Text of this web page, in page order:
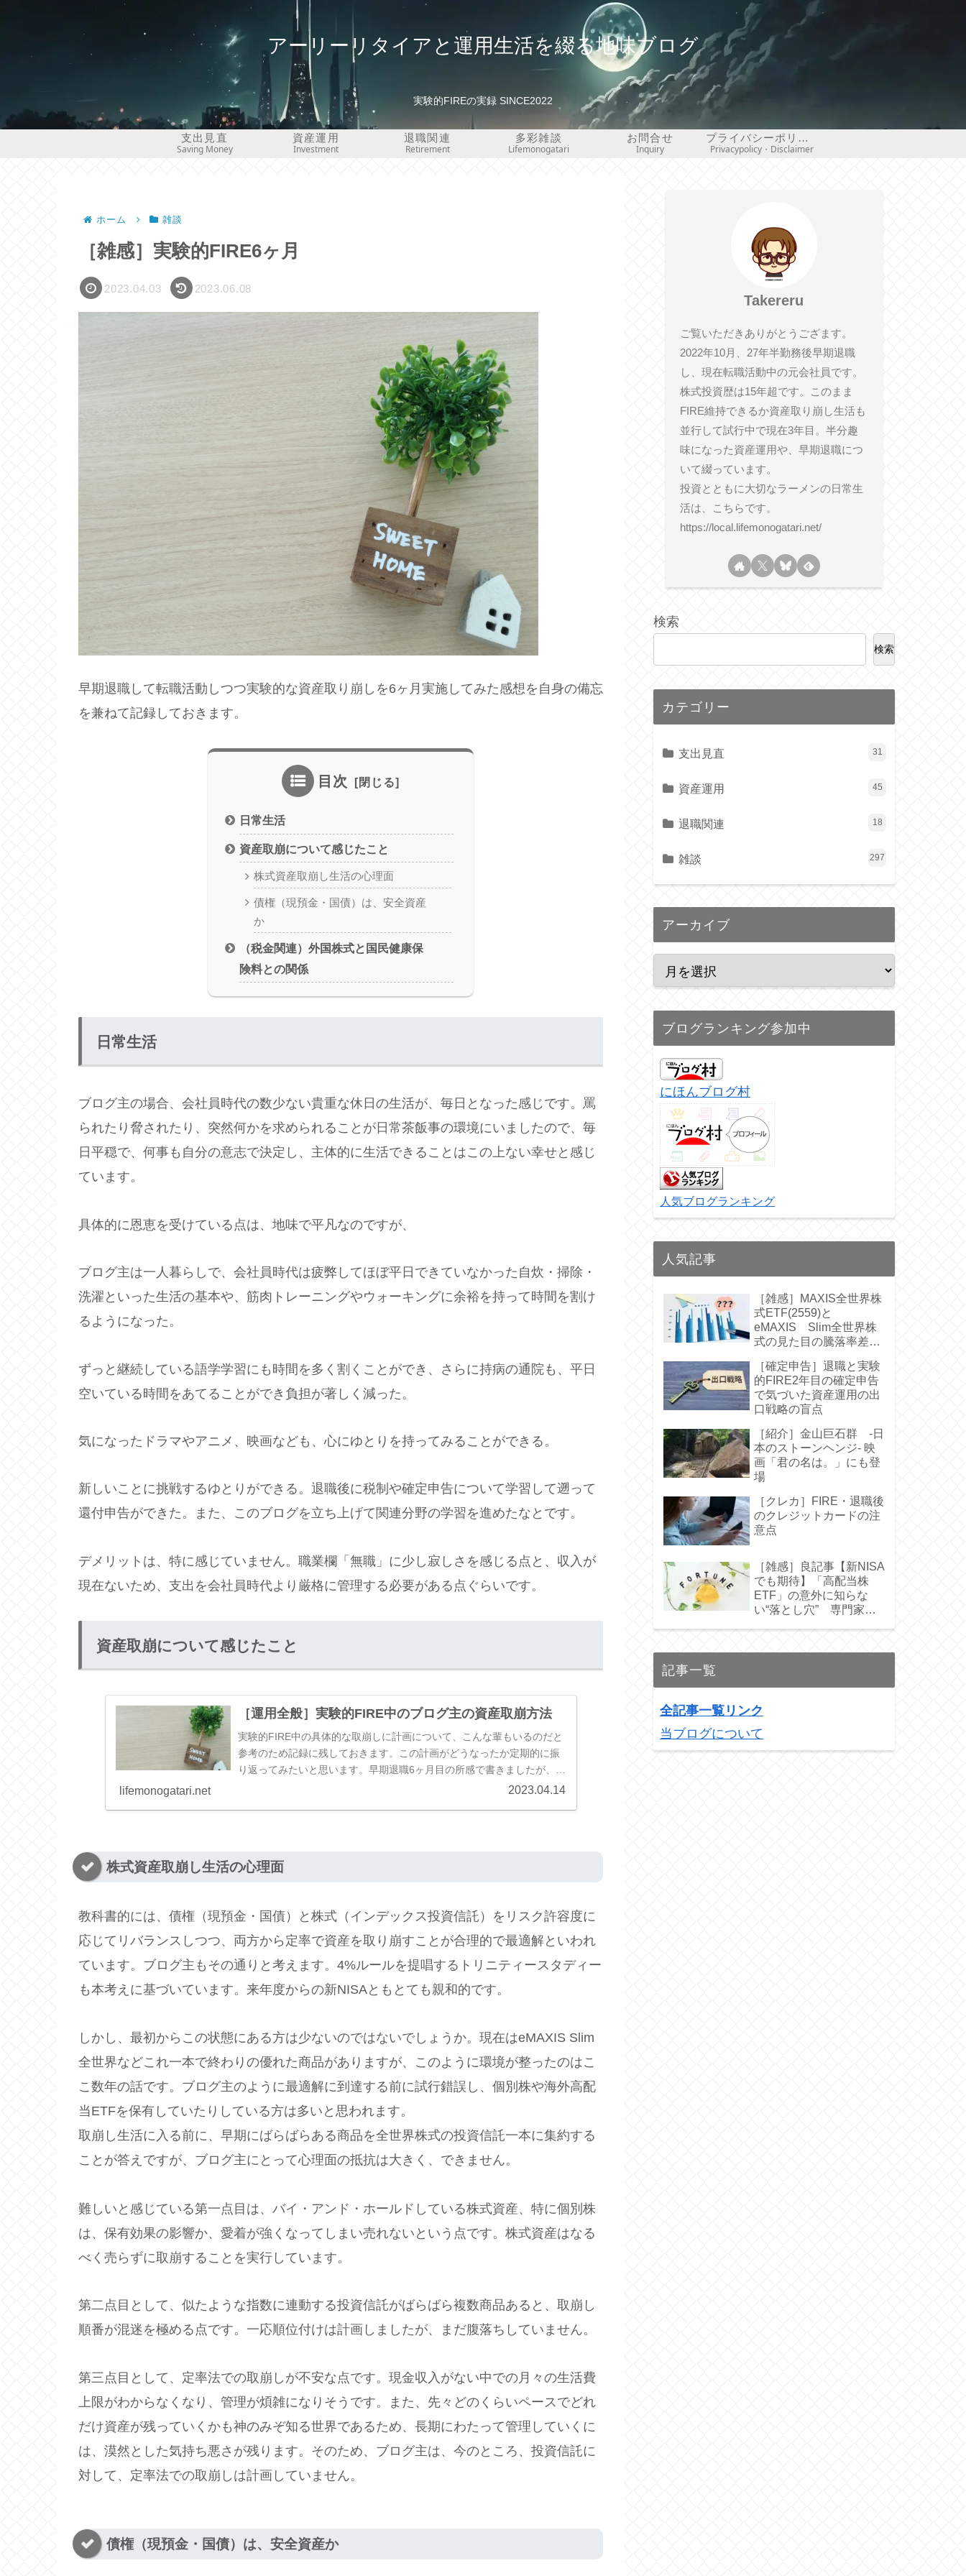
アーリーリタイアと運用生活を綴る地味ブログ
実験的FIREの実録 SINCE2022
支出見直
Saving Money
資産運用
Investment
退職関連
Retirement
多彩雑談
Lifemonogatari
お問合せ
Inquiry
プライバシーポリシー・免責事項
Privacypolicy・Disclaimer
ホーム 雑談
［雑感］実験的FIRE6ヶ月
2023.04.03 2023.06.08
早期退職して転職活動しつつ実験的な資産取り崩しを6ヶ月実施してみた感想を自身の備忘
を兼ねて記録しておきます。
目次
日常生活
資産取崩について感じたこと
株式資産取崩し生活の心理面
債権（現預金・国債）は、安全資産
か
（税金関連）外国株式と国民健康保
険料との関係
日常生活
ブログ主の場合、会社員時代の数少ない貴重な休日の生活が、毎日となった感じです。罵
られたり脅されたり、突然何かを求められることが日常茶飯事の環境にいましたので、毎
日平穏で、何事も自分の意志で決定し、主体的に生活できることはこの上ない幸せと感じ
ています。
具体的に恩恵を受けている点は、地味で平凡なのですが、
ブログ主は一人暮らしで、会社員時代は疲弊してほぼ平日できていなかった自炊・掃除・
洗濯といった生活の基本や、筋肉トレーニングやウォーキングに余裕を持って時間を割け
るようになった。
ずっと継続している語学学習にも時間を多く割くことができ、さらに持病の通院も、平日
空いている時間をあてることができ負担が著しく減った。
気になったドラマやアニメ、映画なども、心にゆとりを持ってみることができる。
新しいことに挑戦するゆとりができる。退職後に税制や確定申告について学習して遡って
還付申告ができた。また、このブログを立ち上げて関連分野の学習を進めたなとです。
デメリットは、特に感じていません。職業欄「無職」に少し寂しさを感じる点と、収入が
現在ないため、支出を会社員時代より厳格に管理する必要がある点ぐらいです。
資産取崩について感じたこと
［運用全般］実験的FIRE中のブログ主の資産取崩方法
実験的FIRE中の具体的な取崩しに計画について、こんな輩もいるのだと
参考のため記録に残しておきます。この計画がどうなったか定期的に振
り返ってみたいと思います。早期退職6ヶ月目の所感で書きましたが、合
lifemonogatari.net 2023.04.14
株式資産取崩し生活の心理面
教科書的には、債権（現預金・国債）と株式（インデックス投資信託）をリスク許容度に
応じてリバランスしつつ、両方から定率で資産を取り崩すことが合理的で最適解といわれ
ています。ブログ主もその通りと考えます。4%ルールを提唱するトリニティースタディー
も本考えに基づいています。来年度からの新NISAともとても親和的です。
しかし、最初からこの状態にある方は少ないのではないでしょうか。現在はeMAXIS Slim
全世界などこれ一本で終わりの優れた商品がありますが、このように環境が整ったのはこ
こ数年の話です。ブログ主のように最適解に到達する前に試行錯誤し、個別株や海外高配
当ETFを保有していたりしている方は多いと思われます。
取崩し生活に入る前に、早期にばらばらある商品を全世界株式の投資信託一本に集約する
ことが答えですが、ブログ主にとって心理面の抵抗は大きく、できません。
難しいと感じている第一点目は、バイ・アンド・ホールドしている株式資産、特に個別株
は、保有効果の影響か、愛着が強くなってしまい売れないという点です。株式資産はなる
べく売らずに取崩することを実行しています。
第二点目として、似たような指数に連動する投資信託がばらばら複数商品あると、取崩し
順番が混迷を極める点です。一応順位付けは計画しましたが、まだ腹落ちしていません。
第三点目として、定率法での取崩しが不安な点です。現金収入がない中での月々の生活費
上限がわからなくなり、管理が煩雑になりそうです。また、先々どのくらいペースでどれ
だけ資産が残っていくかも神のみぞ知る世界であるため、長期にわたって管理していくに
は、漠然とした気持ち悪さが残ります。そのため、ブログ主は、今のところ、投資信託に
対して、定率法での取崩しは計画していません。
債権（現預金・国債）は、安全資産か
Takereru
ご覧いただきありがとうござます。
2022年10月、27年半勤務後早期退職
し、現在転職活動中の元会社員です。
株式投資歴は15年超です。このまま
FIRE維持できるか資産取り崩し生活も
並行して試行中で現在3年目。半分趣
味になった資産運用や、早期退職につ
いて綴っています。
投資とともに大切なラーメンの日常生
活は、こちらです。
https://local.lifemonogatari.net/
検索
検索
カテゴリー
支出見直 31
資産運用 45
退職関連 18
雑談 297
アーカイブ
ブログランキング参加中
にほんブログ村
人気ブログランキング
人気記事
［雑感］MAXIS全世界株
式ETF(2559)と
eMAXIS Slim全世界株
式の見た目の騰落率差に
［確定申告］退職と実験
的FIRE2年目の確定申告
で気づいた資産運用の出
口戦略の盲点
［紹介］金山巨石群 -日
本のストーンヘンジ- 映
画「君の名は。」にも登
場
［クレカ］FIRE・退職後
のクレジットカードの注
意点
［雑感］良記事【新NISA
でも期待】「高配当株
ETF」の意外に知らな
い“落とし穴” 専門家お
記事一覧
全記事一覧リンク
当ブログについて